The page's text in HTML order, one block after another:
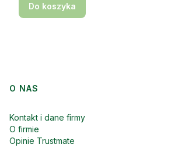
Do koszyka
Linki w stopce
O NAS
Kontakt i dane firmy
O firmie
Opinie Trustmate